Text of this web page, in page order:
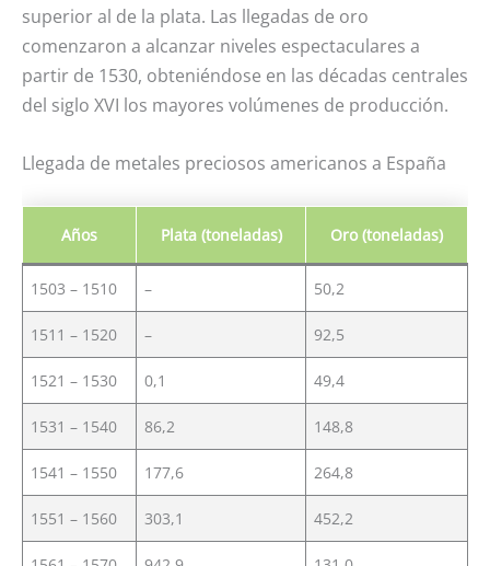
superior al de la plata. Las llegadas de oro
comenzaron a alcanzar niveles espectaculares a
partir de 1530, obteniéndose en las décadas centrales
del siglo XVI los mayores volúmenes de producción.
Llegada de metales preciosos americanos a España
Años Plata (toneladas) Oro (toneladas)
1503 – 1510 – 50,2
1511 – 1520 – 92,5
1521 – 1530 0,1 49,4
1531 – 1540 86,2 148,8
1541 – 1550 177,6 264,8
1551 – 1560 303,1 452,2